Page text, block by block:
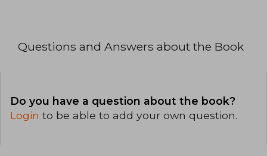
Questions and Answers about the Book
Do you have a question about the book?
Login to be able to add your own question.